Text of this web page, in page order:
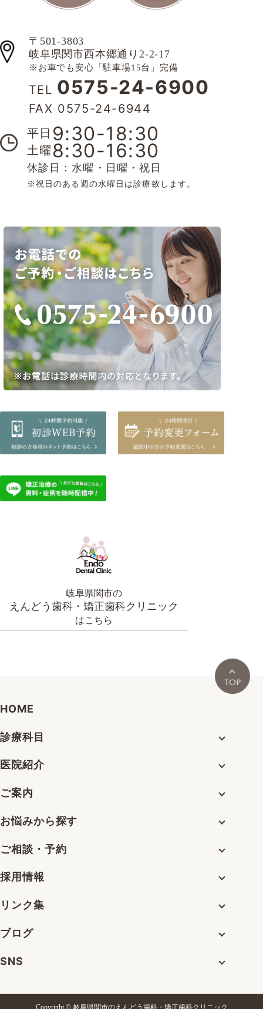
〒501-3803
岐阜県関市西本郷通り2-2-17
※お車でも安心「駐車場15台」完備
TEL 0575-24-6900
FAX 0575-24-6944
平日 9:30-18:30
土曜 8:30-16:30
休診日：水曜・日曜・祝日
※祝日のある週の水曜日は診療致します。
岐阜県関市の
えんどう歯科・矯正歯科クリニック
はこちら
HOME
診療科目
医院紹介
ご案内
お悩みから探す
ご相談・予約
採用情報
リンク集
ブログ
SNS
Copyright © 岐阜県関市のえんどう歯科・矯正歯科クリニック